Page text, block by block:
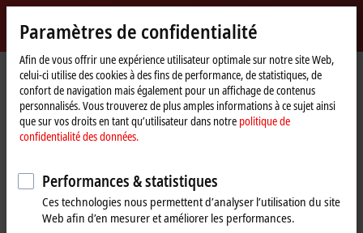
Beckhoff
-
New
Automation
Technology
myBeckhoff
Page
d'accueil
Entreprise Nouveautés Ligna
Si vous cliquez sur « Accepter », nous affichons la vidéo et
politique de confidentialité des données.
Accepter
Paramètres de confidentialité
Afin de vous offrir une expérience utilisateur optimale sur notre site Web,
celui-ci utilise des cookies à des fins de performance, de statistiques, de
confort de navigation mais également pour un affichage de contenus
personnalisés. Vous trouverez de plus amples informations à ce sujet ainsi
que sur vos droits en tant qu’utilisateur dans notre politique de
confidentialité des données.
Performances & statistiques
Ces technologies nous permettent d’analyser l’utilisation du site
Web afin d’en mesurer et améliorer les performances.